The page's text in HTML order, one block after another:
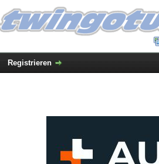
Registrieren